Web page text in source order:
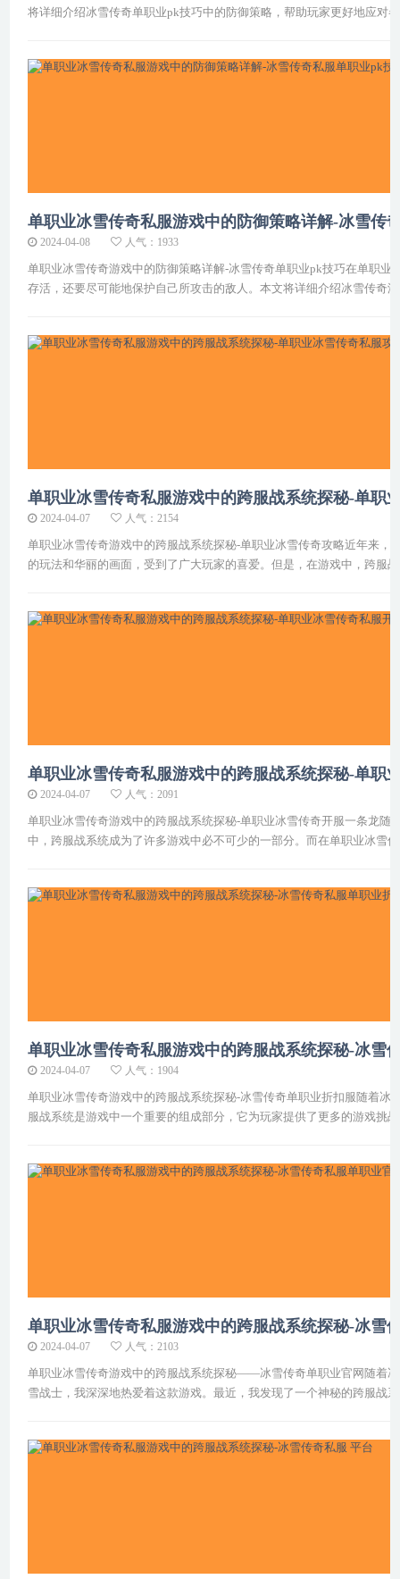
将详细介绍冰雪传奇单职业pk技巧中的防御策略，帮助玩家更好地应对
单职业冰雪传奇私服游戏中的防御策略详解-冰雪传
2024-04-08 人气：1933
单职业冰雪传奇游戏中的防御策略详解-冰雪传奇单职业pk技巧在单职
存活，还要尽可能地保护自己所攻击的敌人。本文将详细介绍冰雪传奇
单职业冰雪传奇私服游戏中的跨服战系统探秘-单职
2024-04-07 人气：2154
单职业冰雪传奇游戏中的跨服战系统探秘-单职业冰雪传奇攻略近年来
的玩法和华丽的画面，受到了广大玩家的喜爱。但是，在游戏中，跨服
单职业冰雪传奇私服游戏中的跨服战系统探秘-单职
2024-04-07 人气：2091
单职业冰雪传奇游戏中的跨服战系统探秘-单职业冰雪传奇开服一条龙
中，跨服战系统成为了许多游戏中必不可少的一部分。而在单职业冰雪
单职业冰雪传奇私服游戏中的跨服战系统探秘-冰雪
2024-04-07 人气：1904
单职业冰雪传奇游戏中的跨服战系统探秘-冰雪传奇单职业折扣服随着
服战系统是游戏中一个重要的组成部分，它为玩家提供了更多的游戏挑
单职业冰雪传奇私服游戏中的跨服战系统探秘-冰雪
2024-04-07 人气：2103
单职业冰雪传奇游戏中的跨服战系统探秘——冰雪传奇单职业官网随着
雪战士，我深深地热爱着这款游戏。最近，我发现了一个神秘的跨服战